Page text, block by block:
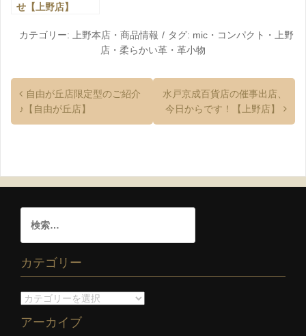
せ【上野店】
カテゴリー: 上野本店 ・ 商品情報 タグ: mic ・ コンパクト ・
上野
店 ・ 柔らかい革 ・ 革小物
自由が丘店限定型のご紹介
♪【自由が丘店】
水戸京成百貨店の催事出店、
今日からです！【上野店】
カテゴリー
アーカイブ